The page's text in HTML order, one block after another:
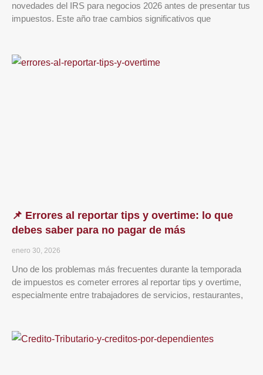
novedades del IRS para negocios 2026 antes de presentar tus
impuestos. Este año trae cambios significativos que
📌 Errores al reportar tips y overtime: lo que
debes saber para no pagar de más
enero 30, 2026
Uno de los problemas más frecuentes durante la temporada
de impuestos es cometer errores al reportar tips y overtime,
especialmente entre trabajadores de servicios, restaurantes,